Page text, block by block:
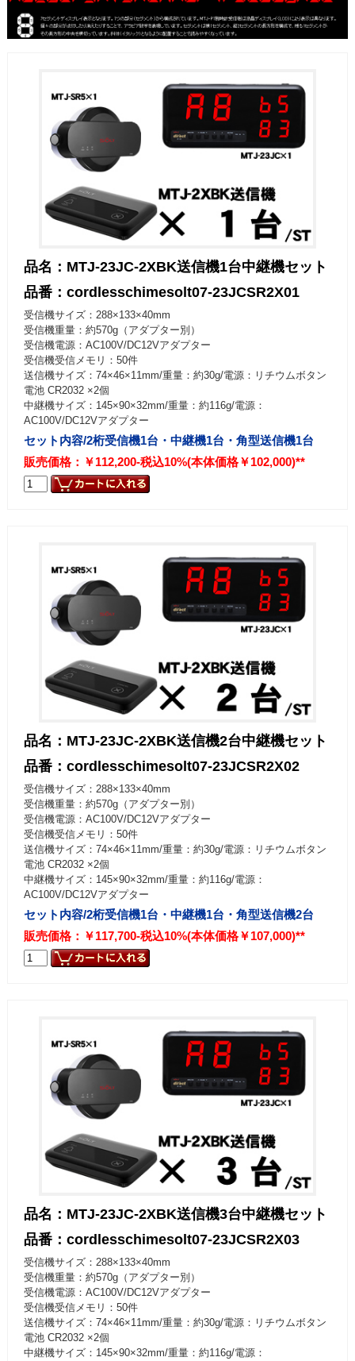
品名：MTJ-23JC-2XBK送信機1台中継機セット
品番：cordlesschimesolt07-23JCSR2X01
受信機サイズ：288×133×40mm
受信機重量：約570g（アダプター別）
受信機電源：AC100V/DC12Vアダプター
受信機受信メモリ：50件
送信機サイズ：74×46×11mm/重量：約30g/電源：リチウムボタン
電池 CR2032 ×2個
中継機サイズ：145×90×32mm/重量：約116g/電源：
AC100V/DC12Vアダプター
セット内容/2桁受信機1台・中継機1台・角型送信機1台
販売価格：￥112,200-税込10%(本体価格￥102,000)**
品名：MTJ-23JC-2XBK送信機2台中継機セット
品番：cordlesschimesolt07-23JCSR2X02
受信機サイズ：288×133×40mm
受信機重量：約570g（アダプター別）
受信機電源：AC100V/DC12Vアダプター
受信機受信メモリ：50件
送信機サイズ：74×46×11mm/重量：約30g/電源：リチウムボタン
電池 CR2032 ×2個
中継機サイズ：145×90×32mm/重量：約116g/電源：
AC100V/DC12Vアダプター
セット内容/2桁受信機1台・中継機1台・角型送信機2台
販売価格：￥117,700-税込10%(本体価格￥107,000)**
品名：MTJ-23JC-2XBK送信機3台中継機セット
品番：cordlesschimesolt07-23JCSR2X03
受信機サイズ：288×133×40mm
受信機重量：約570g（アダプター別）
受信機電源：AC100V/DC12Vアダプター
受信機受信メモリ：50件
送信機サイズ：74×46×11mm/重量：約30g/電源：リチウムボタン
電池 CR2032 ×2個
中継機サイズ：145×90×32mm/重量：約116g/電源：